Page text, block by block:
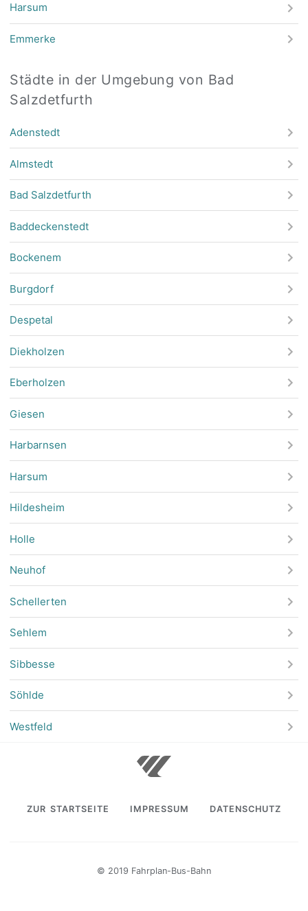
Harsum
Emmerke
Städte in der Umgebung von Bad
Salzdetfurth
Adenstedt
Almstedt
Bad Salzdetfurth
Baddeckenstedt
Bockenem
Burgdorf
Despetal
Diekholzen
Eberholzen
Giesen
Harbarnsen
Harsum
Hildesheim
Holle
Neuhof
Schellerten
Sehlem
Sibbesse
Söhlde
Westfeld
ZUR STARTSEITE IMPRESSUM DATENSCHUTZ
© 2019 Fahrplan-Bus-Bahn